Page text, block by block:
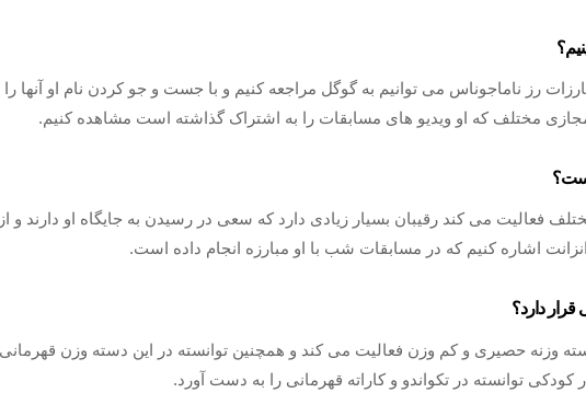
رز ناماجوناس می‌ توانیم به گوگل مراجعه کنیم و با جست و جو کردن نام او آنها
مختلف که او ویدیو های مسابقات را به اشتراک گذاشته است مشاهده کنیم.
فعالیت می‌ کند رقیبان بسیار زیادی دارد که سعی در رسیدن به جایگاه او دارند و
اشاره کنیم که در مسابقات شب با او مبارزه انجام داده است.
قرار دارد؟
وزنه حصیری و کم وزن فعالیت می‌ کند و همچنین توانسته در این دسته وزن قهرمانی
توانسته در تکواندو و کاراته قهرمانی را به دست آورد.